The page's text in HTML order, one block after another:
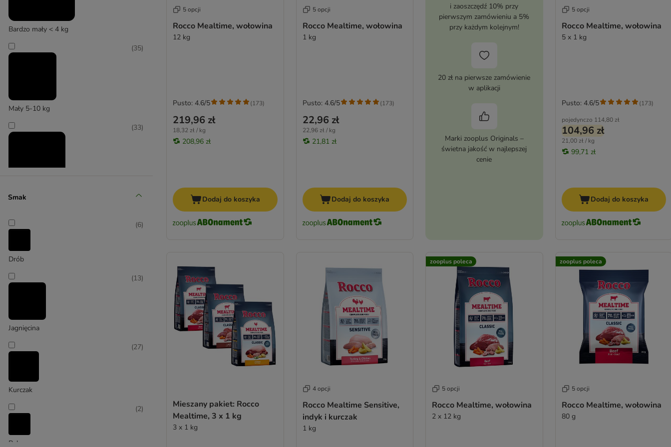
Bosch My Friend
BugBell
Burns
Chappi
Coya
Dingo
DOGGY Dog
Dolina Noteci
Eukanuba
Farmina
Fitmin
Forza 10
Bardzo mały < 4 kg
Mały 5-10 kg
(35)
Średni 11-25 kg
(33)
Duży 26-45 kg
Bardzo duży > 45 kg
Smak
Drób
(6)
Jagnięcina
(13)
Kurczak
(27)
Ryba
(2)
5 opcji
Rocco Mealtime, wołowina
12 kg
219,96 zł
18,32 zł / kg
208,96 zł
Pusto: 4.6/5 (173)
Dodaj do koszyka
5 opcji
Rocco Mealtime, wołowina
1 kg
22,96 zł
22,96 zł / kg
21,81 zł
Pusto: 4.6/5 (173)
Dodaj do koszyka
i zaoszczędź 10% przy
pierwszym zamówieniu a 5%
przy każdym kolejnym!
20 zł na pierwsze zamówienie
w aplikacji
Marki zooplus Originals –
świetna jakość w najlepszej
cenie
5 opcji
Rocco Mealtime, wołowina
5 x 1 kg
pojedynczo 114,80 zł
104,96 zł
21,00 zł / kg
99,71 zł
Pusto: 4.6/5 (173)
Dodaj do koszyka
Mieszany pakiet: Rocco
Mealtime, 3 x 1 kg
3 x 1 kg
4 opcji
Rocco Mealtime Sensitive,
indyk i kurczak
1 kg
zooplus poleca
5 opcji
Rocco Mealtime, wołowina
2 x 12 kg
zooplus poleca
5 opcji
Rocco Mealtime, wołowina
80 g